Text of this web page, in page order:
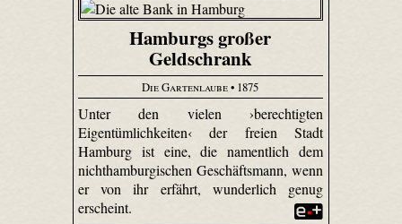
Hamburgs großer
Geldschrank
Die Gartenlaube• 1875
Unter den vielen ›berechtigten
Eigentümlichkeiten‹ der freien Stadt
Hamburg ist eine, die namentlich dem
nichthamburgischen Geschäftsmann, wenn
er von ihr erfährt, wunderlich genug
erscheint.